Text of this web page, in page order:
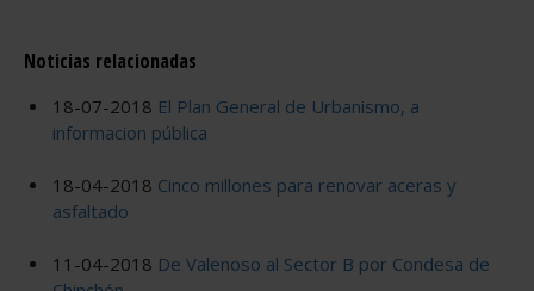
Noticias relacionadas
18-07-2018 El Plan General de Urbanismo, a
informacion pública
18-04-2018 Cinco millones para renovar aceras y
asfaltado
11-04-2018 De Valenoso al Sector B por Condesa de